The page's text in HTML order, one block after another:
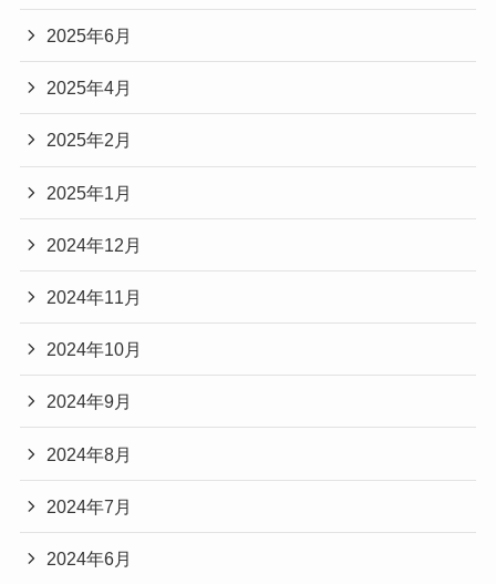
2025年6月
2025年4月
2025年2月
2025年1月
2024年12月
2024年11月
2024年10月
2024年9月
2024年8月
2024年7月
2024年6月